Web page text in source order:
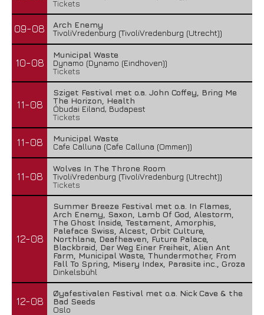
Tickets
09-08
Arch Enemy
TivoliVredenburg (TivoliVredenburg (Utrecht))
10-08
Municipal Waste
Dynamo (Dynamo (Eindhoven))
Tickets
11-08
Sziget Festival met o.a. John Coffey, Bring Me
The Horizon, Health
Óbudai Eiland, Budapest
Tickets
11-08
Municipal Waste
Cafe Calluna (Cafe Calluna (Ommen))
11-08
Wolves In The Throne Room
TivoliVredenburg (TivoliVredenburg (Utrecht))
Tickets
12-08
Summer Breeze Festival met o.a. In Flames,
Arch Enemy, Saxon, Lamb Of God, Alestorm,
The Ghost Inside, Testament, Amorphis,
Paleface Swiss, Alcest, Orbit Culture,
Northlane, Deafheaven, Future Palace,
Blackbraid, Der Weg Einer Freiheit, Alien Ant
Farm, Municipal Waste, Thundermother, From
Fall To Spring, Misery Index, Parasite inc., Groza
Dinkelsbühl
12-08
Øyafestivalen Festival met o.a. Nick Cave & the
Bad Seeds
Oslo